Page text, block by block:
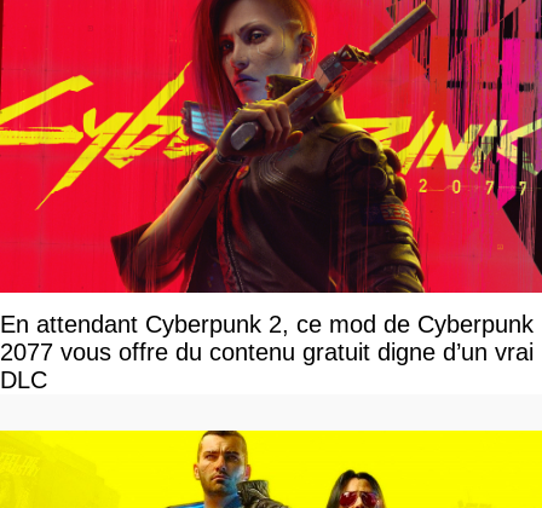
En attendant Cyberpunk 2, ce mod de Cyberpunk
2077 vous offre du contenu gratuit digne d’un vrai
DLC